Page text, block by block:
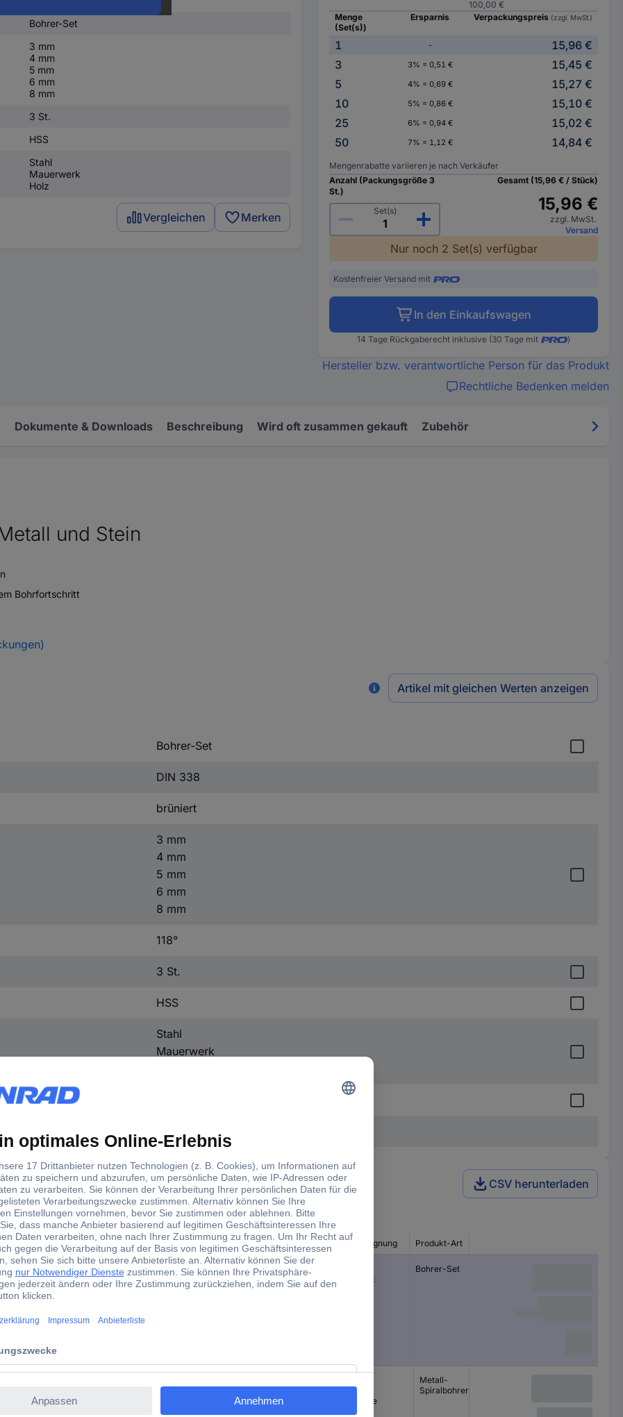
Bohrer-Set
3 mm
4 mm
5 mm
6 mm
8 mm
3 St.
HSS
Stahl
Mauerwerk
Holz
Vergleichen Merken
100,00 €
Menge
(Set(s))
Ersparnis Verpackungspreis (zzgl. MwSt.)
1 -
15,96 €
3
3% = 0,51 €
15,45 €
5
4% = 0,69 €
15,27 €
10
5% = 0,86 €
15,10 €
25
6% = 0,94 €
15,02 €
50
7% = 1,12 € 14,84 €
Mengenrabatte variieren je nach Verkäufer
Anzahl (Packungsgröße 3
St.)
Set(s)
Gesamt (15,96 € / Stück)
15,96 €
zzgl. MwSt.
Versand
Nur noch 2 Set(s) verfügbar
Kostenfreier Versand mit
In den Einkaufswagen
14 Tage Rückgaberecht inklusive (30 Tage mit )
Hersteller bzw. verantwortliche Person für das Produkt
Rechtliche Bedenken melden
Dokumente & Downloads Beschreibung Wird oft zusammen gekauft Zubehör
und Stein
Bohrfortschritt
Artikel mit gleichen Werten anzeigen
Bohrer-Set
DIN 338
brüniert
3 mm
4 mm
5 mm
6 mm
8 mm
118°
3 St.
HSS
Stahl
Mauerwerk
457 g
CSV herunterladen
Material Bohrloch-Ø Aufnahme Material-Eignung Produkt-Art
HSS
3 mm
5 mm
Zylinderschaft
Mauerwerk
Holz
Bohrer-Set
3 mm
5 mm
NE-Metalle
Metall-
Spiralbohrer-Set